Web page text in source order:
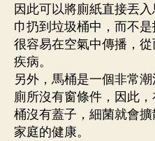
因此可以將廁紙直接丟
巾扔到垃圾桶中，而不
很容易在空氣中傳播，
疾病。
另外，馬桶是一個非常
廁所沒有窗條件，因此
桶沒有蓋子，細菌就會
家庭的健康。